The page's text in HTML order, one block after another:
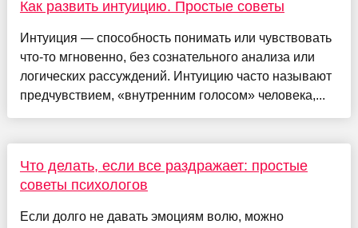
Как развить интуицию. Простые советы
Интуиция — способность понимать или чувствовать
что-то мгновенно, без сознательного анализа или
логических рассуждений. Интуицию часто называют
предчувствием, «внутренним голосом» человека,...
Что делать, если все раздражает: простые
советы психологов
Если долго не давать эмоциям волю, можно